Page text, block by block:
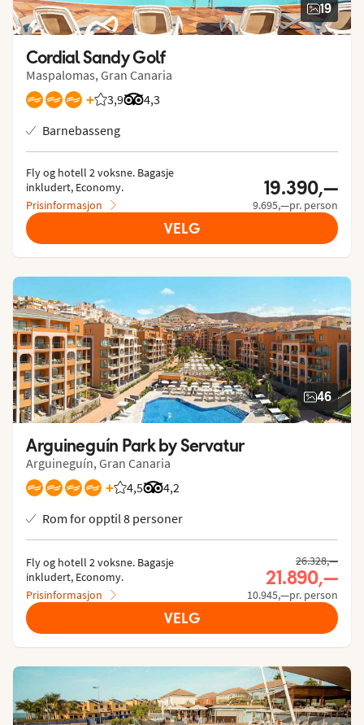
19
Cordial Sandy Golf
Maspalomas, Gran Canaria
+ 3,9
Vurdering fra Vings gjester: 3.885/5
4,3
Vurdering fra Tripadvisor: 4.3 of 5
Barnebasseng
Fly og hotell 2 voksne. Bagasje
inkludert, Economy.
Prisinformasjon
19.390,—
9.695,—pr. person
VELG
46
Arguineguín Park by Servatur
Arguineguín, Gran Canaria
+ 4,5
Vurdering fra Vings gjester: 4.478/5
4,2
Vurdering fra Tripadvisor: 4.2 of 5
Rom for opptil 8 personer
Fly og hotell 2 voksne. Bagasje
inkludert, Economy.
Prisinformasjon
Tidligere pris,
26.328,—
21.890,—
10.945,—pr. person
VELG